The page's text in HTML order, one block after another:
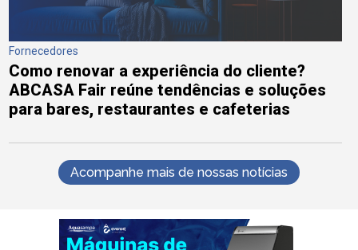
Fornecedores
Como renovar a experiência do cliente?
ABCASA Fair reúne tendências e soluções
para bares, restaurantes e cafeterias
Acompanhe mais de nossas notícias